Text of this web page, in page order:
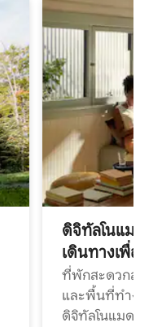
ดิจิทัลโนแมด
เดินทางเพื่อ
ที่พักสะดวกสบ
และพื้นที่ทำงา
ดิจิทัลโนแมดแ